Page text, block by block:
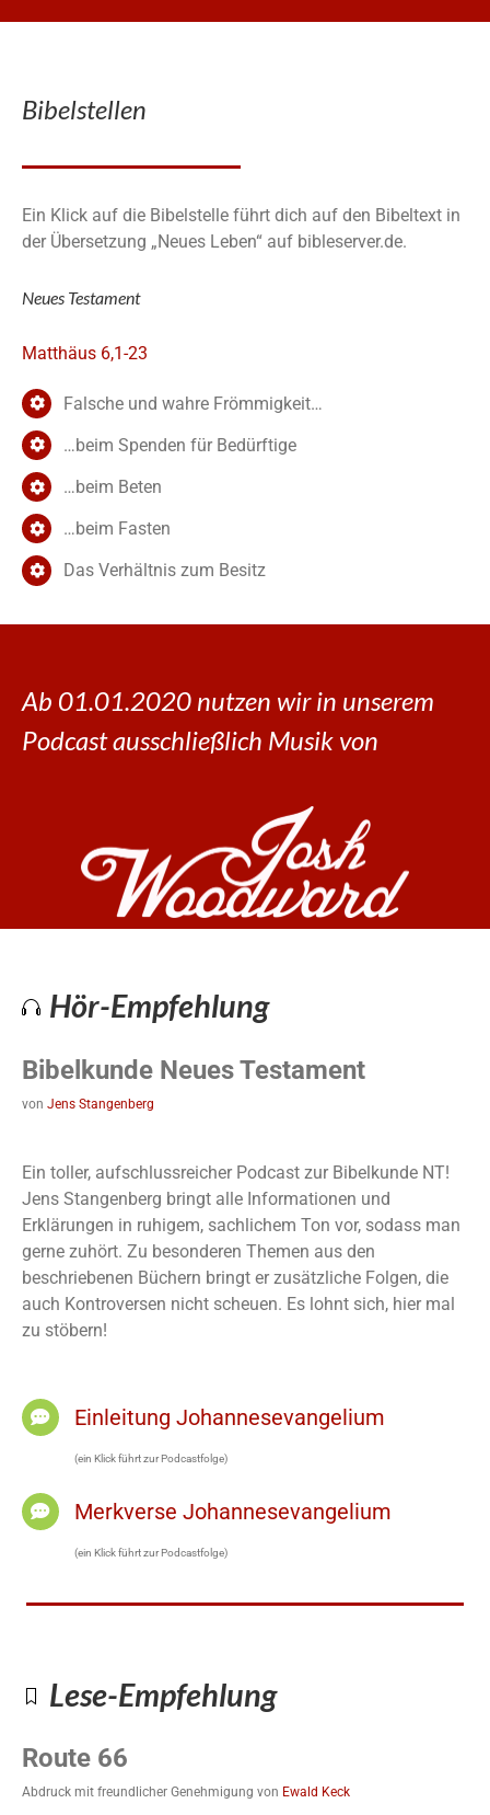
Bibelstellen
Ein Klick auf die Bibelstelle führt dich auf den Bibeltext in
der Übersetzung „Neues Leben“ auf bibleserver.de.
Neues Testament
Matthäus 6,1-23
Falsche und wahre Frömmigkeit…
…beim Spenden für Bedürftige
…beim Beten
…beim Fasten
Das Verhältnis zum Besitz
Ab 01.01.2020 nutzen wir in unserem
Podcast ausschließlich Musik von
Hör-Empfehlung
Bibelkunde Neues Testament
von Jens Stangenberg
Ein toller, aufschlussreicher Podcast zur Bibelkunde NT!
Jens Stangenberg bringt alle Informationen und
Erklärungen in ruhigem, sachlichem Ton vor, sodass man
gerne zuhört. Zu besonderen Themen aus den
beschriebenen Büchern bringt er zusätzliche Folgen, die
auch Kontroversen nicht scheuen. Es lohnt sich, hier mal
zu stöbern!
Einleitung Johannesevangelium
(ein Klick führt zur Podcastfolge)
Merkverse Johannesevangelium
(ein Klick führt zur Podcastfolge)
Lese-Empfehlung
Route 66
Abdruck mit freundlicher Genehmigung von Ewald Keck